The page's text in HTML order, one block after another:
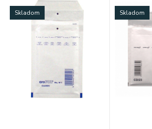
Skladom Skladom